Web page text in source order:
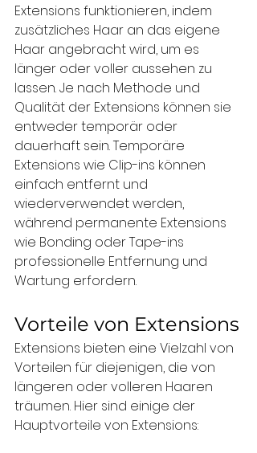
Extensions funktionieren, indem
zusätzliches Haar an das eigene
Haar angebracht wird, um es
länger oder voller aussehen zu
lassen. Je nach Methode und
Qualität der Extensions können sie
entweder temporär oder
dauerhaft sein. Temporäre
Extensions wie Clip-ins können
einfach entfernt und
wiederverwendet werden,
während permanente Extensions
wie Bonding oder Tape-ins
professionelle Entfernung und
Wartung erfordern.
Vorteile von Extensions
Extensions bieten eine Vielzahl von
Vorteilen für diejenigen, die von
längeren oder volleren Haaren
träumen. Hier sind einige der
Hauptvorteile von Extensions: